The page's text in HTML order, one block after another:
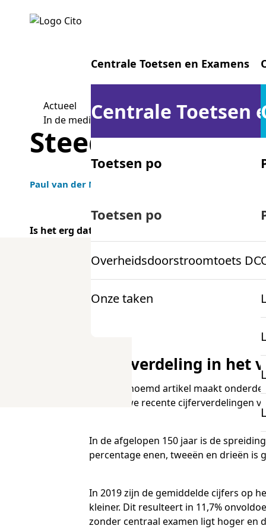
Centrale Toetsen en Examens
Centrale Toetsen
Toetsen po
Toetsen po
Overheidsdoorstroomtoets
Onze taken
Centrale examens vo
Over examens
Centrale examens mbo
mbo Nederlandse taal
mbo Engels
docentenparticipatie
Onderzoek
Projecten
Actueel
In de media Steeds meer zesjes-CTE
Steeds meer
Paul van der Molen en Jos Keuning
Is het erg dat er zoveel zessen gegeven worden
In het artikel Steeds meer zesjes
Cijferverdeling in het
Bovengenoemd artikel maakt
hebben we recente cijferverdelingen
In de afgelopen 150 jaar is de
percentage enen, tweeën en drieën is
In 2019 zijn de gemiddelde cijfers op
kleiner. Dit resulteert in 11,7%
zonder centraal examen ligt hoger en